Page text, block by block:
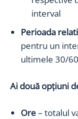
interval
Perioada
pentru un
ultimele 30/
Ai două opțiuni
Ore– totalul